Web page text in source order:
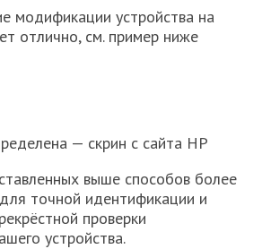
модификации устройства на
отлично, см. пример ниже
— скрин с сайта HP
выше способов более
точной идентификации и
проверки
устройства.